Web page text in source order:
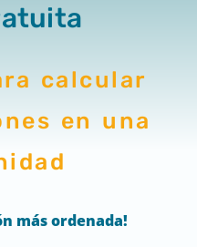
calcular
en una
más ordenada!